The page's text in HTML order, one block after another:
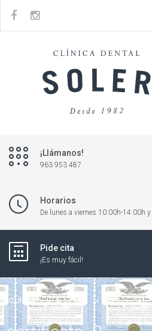
¡Llámanos!
963 953 487
Horarios
De lunes a viernes 10:00h-14:00h
Pide cita
¡Es muy fácil!
CLÍNICA DENTAL SOLER >